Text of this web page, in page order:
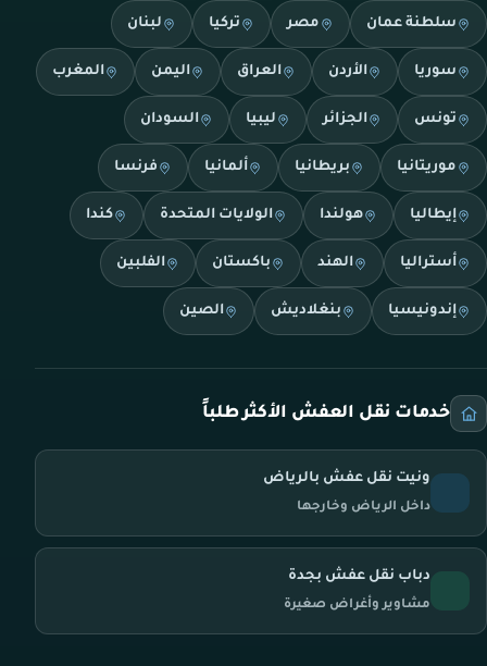
سلطنة عمان مصر تركيا لبنان
سوريا الأردن العراق اليمن المغرب
تونس الجزائر ليبيا السودان
موريتانيا بريطانيا ألمانيا فرنسا
إيطاليا هولندا الولايات المتحدة كندا
أستراليا الهند باكستان الفلبين
إندونيسيا بنغلاديش الصين
خدمات نقل العفش الأكثر طلباً
ونيت نقل عفش بالرياض
داخل الرياض وخارجها
دباب نقل عفش بجدة
مشاوير وأغراض صغيرة